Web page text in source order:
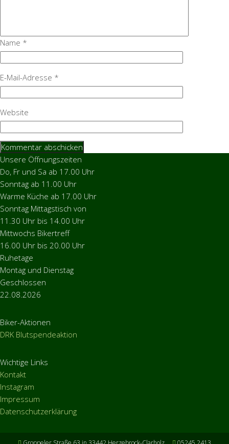
Name *
E-Mail-Adresse *
Website
Unsere Öffnungszeiten
Do, Fr und Sa ab 17.00 Uhr
Sonntag ab 11.00 Uhr
Warme Küche ab 17.00 Uhr
Sonntag Mittagstisch von
11.30 Uhr bis 14.00 Uhr
Mittwochs Bikertreff
16.00 Uhr bis 20.00 Uhr
Ruhetage
Montag und Dienstag
Geschlossen
22.08.2026
Biker-Aktionen
DRK Blutspendeaktion
Wichtige Links
Kontakt
Instagram
Impressum
Datenschutzerklärung